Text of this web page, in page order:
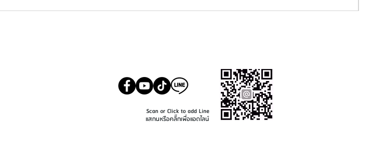
Scan or Click to add Line
แสกนหรือคลิ๊กเพื่อแอดไลน์